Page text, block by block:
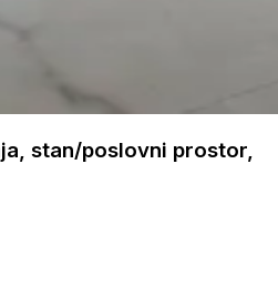
stan/poslovni prostor,